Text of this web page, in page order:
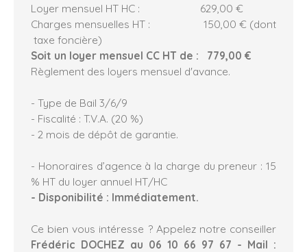
Loyer mensuel HT HC : 629,00 €
Charges mensuelles HT : 150,00 € (dont
taxe foncière)
Soit un loyer mensuel CC HT de : 779,00 €
Règlement des loyers mensuel d'avance.
- Type de Bail 3/6/9
- Fiscalité : T.V.A. (20 %)
- 2 mois de dépôt de garantie.
- Honoraires d’agence à la charge du preneur : 15
% HT du loyer annuel HT/HC
- Disponibilité : Immédiatement.
Ce bien vous intéresse ? Appelez notre conseiller
Frédéric DOCHEZ au 06 10 66 97 67 - Mail :